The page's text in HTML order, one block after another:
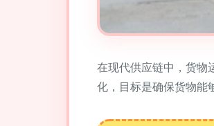
在现代供应链中，货物
化，目标是确保货物能